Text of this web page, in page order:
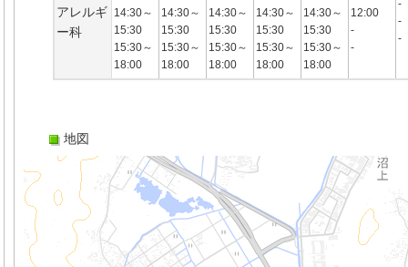
アレルギ
ー科
14:30～
15:30
15:30～
18:00
14:30～
15:30
15:30～
18:00
14:30～
15:30
15:30～
18:00
14:30～
15:30
15:30～
18:00
14:30～
15:30
15:30～
18:00
12:00
-
-
-
-
-
地図